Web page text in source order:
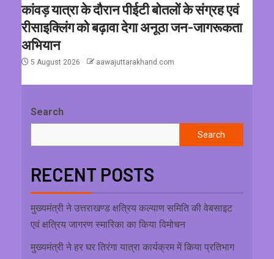
कांवड़ यात्रा के दौरान पीईटी बोतलों के संग्रह एवं
रीसाइक्लिंग को बढ़ावा देगा अनूठा जन-जागरूकता
अभियान
5 August 2026 aawajuttarakhand.com
Search
Search
RECENT POSTS
मुख्यमंत्री ने उत्तराखण्ड क्षत्रिय कल्याण समिति की वेबसाइट
एवं क्षत्रिय जागरण स्मारिका का किया विमोचन
मुख्यमंत्री ने हर घर तिरंगा यात्रा कार्यक्रम में किया प्रतिभाग